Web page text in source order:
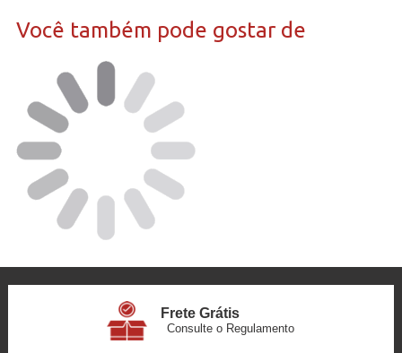
Você também pode gostar de
Frete Grátis
Consulte o Regulamento